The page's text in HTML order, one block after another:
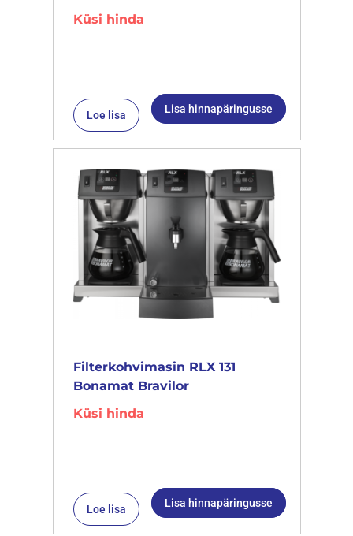
Küsi hinda
Loe lisa Lisa hinnapäringusse
Filterkohvimasin RLX 131
Bonamat Bravilor
Küsi hinda
Loe lisa Lisa hinnapäringusse